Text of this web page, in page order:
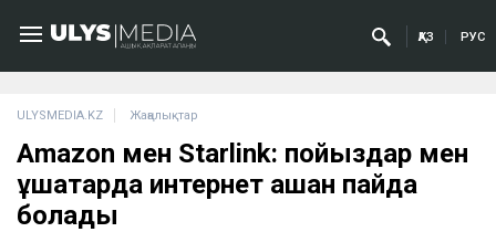
ҚАЗ РУС
ULYSMEDIA.KZ Жаңалықтар
Amazon мен Starlink: пойыздар мен
ұшақтарда интернет қашан пайда
болады